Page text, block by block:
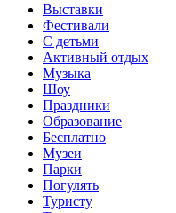
Выставки
Фестивали
С детьми
Активный отдых
Музыка
Шоу
Праздники
Образование
Бесплатно
Музеи
Парки
Погулять
Туристу